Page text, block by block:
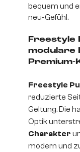
bequem und
neu-Gefühl.
Freestyle
modulare
Freestyle
reduzierte
Geltung. Die
Optik
Charakter
modern und